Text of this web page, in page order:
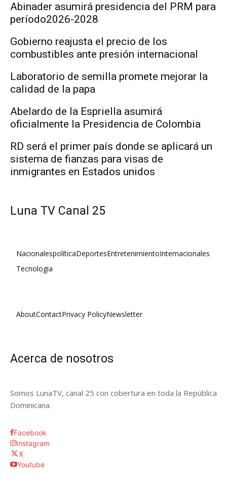
Abinader asumirá presidencia del PRM para
período2026-2028
Gobierno reajusta el precio de los
combustibles ante presión internacional
Laboratorio de semilla promete mejorar la
calidad de la papa
Abelardo de la Espriella asumirá
oficialmente la Presidencia de Colombia
RD será el primer país donde se aplicará un
sistema de fianzas para visas de
inmigrantes en Estados unidos
Luna TV Canal 25
NacionalespolíticaDeportesEntretenimientoInternacionales
Tecnologia
AboutContactPrivacy PolicyNewsletter
Acerca de nosotros
Somos LunaTV, canal 25 con cobertura en toda la República
Dominicana.
Facebook
Instagram
X
Youtube